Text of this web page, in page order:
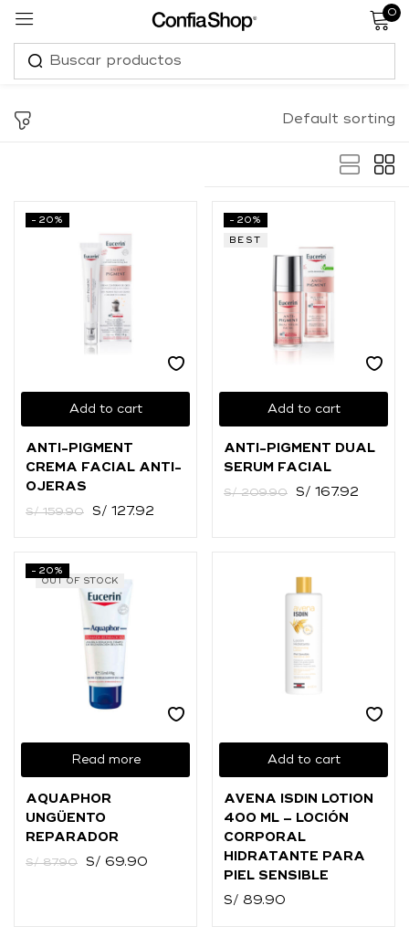
0
Default sorting
Add to cart
-20%
ANTI-PIGMENT
CREMA FACIAL ANTI-
OJERAS
S/159.90 S/ 127.92
Add to cart
-20%
BEST
ANTI-PIGMENT DUAL
SERUM FACIAL
S/209.90 S/ 167.92
OUT OF STOCK
Read more
-20%
AQUAPHOR
UNGÜENTO
REPARADOR
S/87.90 S/ 69.90
Add to cart
AVENA ISDIN LOTION
400 ML – LOCIÓN
CORPORAL
HIDRATANTE PARA
PIEL SENSIBLE
S/ 89.90
Sign in
Lost password?
Ingresar con Facebook
Continuar con